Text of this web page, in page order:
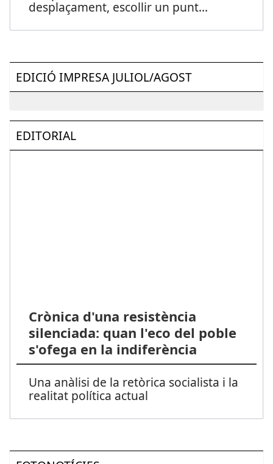
desplaçament, escollir un punt...
EDICIÓ IMPRESA JULIOL/AGOST
EDITORIAL
Crònica d'una resistència
silenciada: quan l'eco del poble
s'ofega en la indiferència
Una anàlisi de la retòrica socialista i la
realitat política actual